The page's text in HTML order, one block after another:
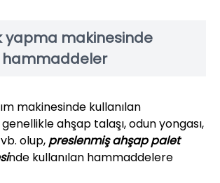
yapma makinesinde
hammaddeler
makinesinde kullanılan
ahşap talaşı, odun yongası,
olup, preslenmiş ahşap palet
nde kullanılan hammaddelere